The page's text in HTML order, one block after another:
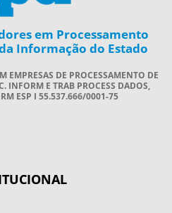
em Processamento
Informação do Estado
EMPRESAS DE PROCESSAMENTO DE
INFORM E TRAB PROCESS DADOS,
ESP I 55.537.666/0001-75